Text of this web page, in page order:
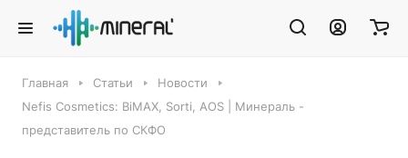
Главная Статьи
Новости
Nefis Cosmetics: BiMAX, Sorti, AOS | Минераль -
представитель по СКФО